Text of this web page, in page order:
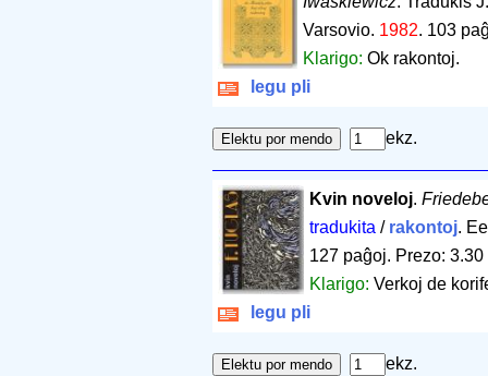
Varsovio. 1982. 103
Klarigo: Ok rakontoj.
legu pli
ekz.
Kvin noveloj.
tradukita / rakontoj.
127 paĝoj. Prezo: 3.30
Klarigo:Verkoj de
legu pli
ekz.